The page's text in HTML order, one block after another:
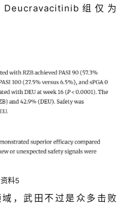
注册
Deucravacitinib 组仅为
料5
，武田不过是众多击败